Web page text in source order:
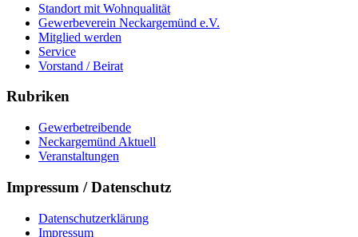
Standort mit Wohnqualität
Gewerbeverein Neckargemünd e.V.
Mitglied werden
Service
Vorstand / Beirat
Rubriken
Gewerbetreibende
Neckargemünd Aktuell
Veranstaltungen
Impressum / Datenschutz
Datenschutzerklärung
Impressum